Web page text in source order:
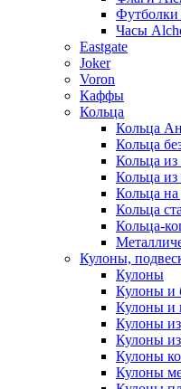
Часы
Eastgate
Joker
Voron
Каффы
Кольца
Кольца
Кольца
Кольца из
Кольца
Кольца
Кольца
Кольца-
Кулоны,
Кулоны
Кулоны и
Кулоны и
Кулоны
Кулоны
Кулоны
Кулоны